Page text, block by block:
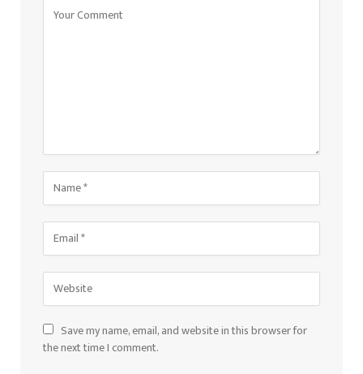
Save my name, email, and website in this browser for
the next time I comment.